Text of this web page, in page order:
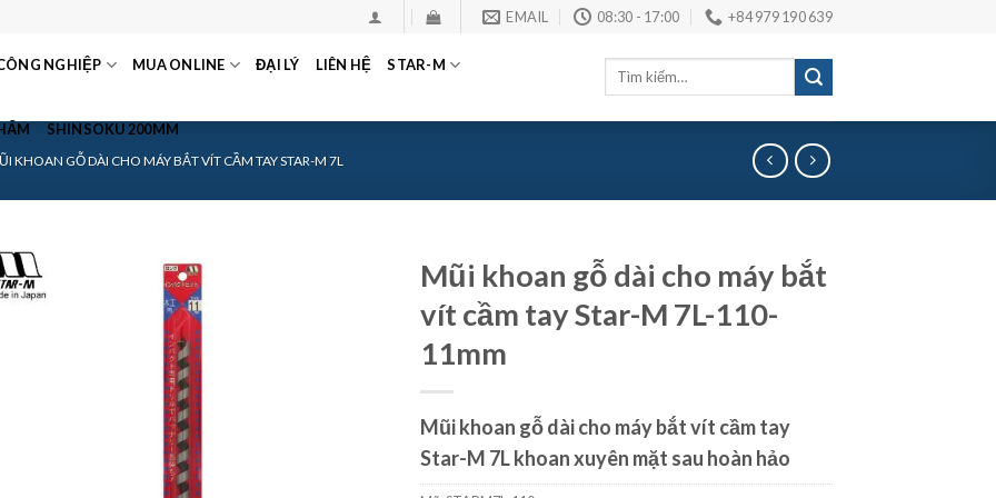
EMAIL 08:30 - 17:00 +84 979 190 639
NGHIỆP MUA ONLINE ĐẠI LÝ LIÊN HỆ STAR-M
SHINSOKU 200MM
Tìm
KHOAN GỖ DÀI CHO MÁY BẮT VÍT CẦM TAY STAR-M 7L
Mũi khoan gỗ dài cho máy bắt
vít cầm tay Star-M 7L-110-
11mm
Mũi khoan gỗ dài cho máy bắt vít cầm tay
Star-M 7L khoan xuyên mặt sau hoàn hảo